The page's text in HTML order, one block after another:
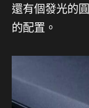
還有個發光的
的配置。